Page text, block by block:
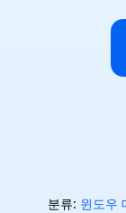
분류: 윈도우